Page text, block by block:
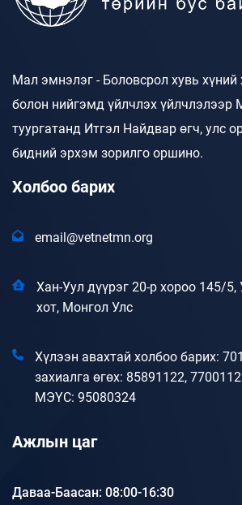
Мал эмнэлэг - Боловсрол хувь хүний
болон нийгэмд үйлчлэх үйлчлэлээр
туургатанд Итгэл Найдвар өгч, улс
бидний эрхэм зорилго оршино.
Холбоо барих
email@vetnetmn.org
Хан-Уул дүүрэг 20-р хороо 145/5,
хот, Монгол Улс
Хүлээн авахтай холбоо барих:
захиалга өгөх: 85891122,
МЭҮС: 95080324
Ажлын цаг
Даваа-Баасан: 08:00-